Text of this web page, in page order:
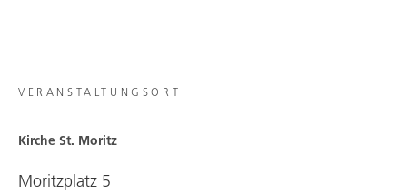
VERANSTALTUNGSORT
Kirche St. Moritz
Moritzplatz 5